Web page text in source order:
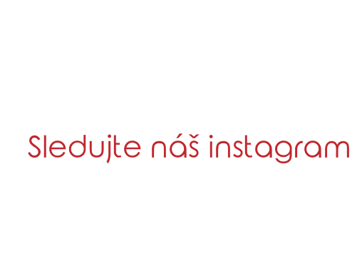
Sledujte náš instagram